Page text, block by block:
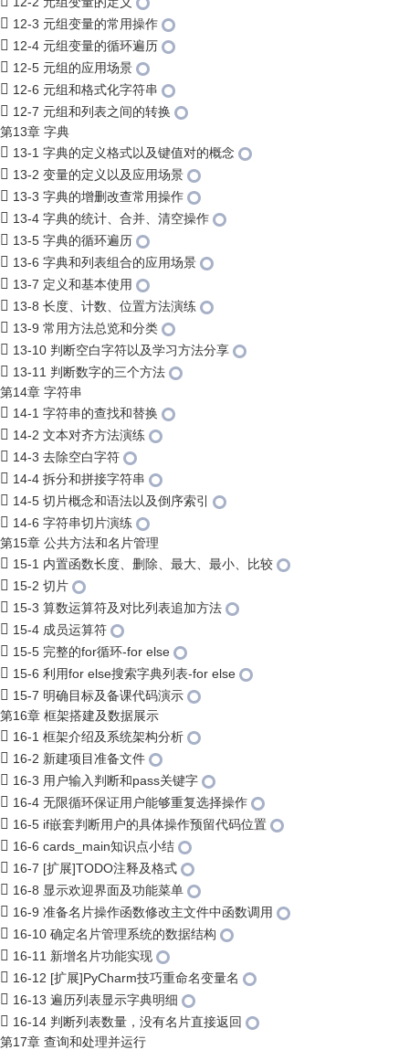
12-3 元组变量的常用操作
12-4 元组变量的循环遍历
12-5 元组的应用场景
12-6 元组和格式化字符串
12-7 元组和列表之间的转换
第13章 字典
13-1 字典的定义格式以及键值对的概念
13-2 变量的定义以及应用场景
13-3 字典的增删改查常用操作
13-4 字典的统计、合并、清空操作
13-5 字典的循环遍历
13-6 字典和列表组合的应用场景
13-7 定义和基本使用
13-8 长度、计数、位置方法演练
13-9 常用方法总览和分类
13-10 判断空白字符以及学习方法分享
13-11 判断数字的三个方法
第14章 字符串
14-1 字符串的查找和替换
14-2 文本对齐方法演练
14-3 去除空白字符
14-4 拆分和拼接字符串
14-5 切片概念和语法以及倒序索引
14-6 字符串切片演练
第15章 公共方法和名片管理
15-1 内置函数长度、删除、最大、最小、比较
15-2 切片
15-3 算数运算符及对比列表追加方法
15-4 成员运算符
15-5 完整的for循环-for else
15-6 利用for else搜索字典列表-for else
15-7 明确目标及备课代码演示
第16章 框架搭建及数据展示
16-1 框架介绍及系统架构分析
16-2 新建项目准备文件
16-3 用户输入判断和pass关键字
16-4 无限循环保证用户能够重复选择操作
16-5 if嵌套判断用户的具体操作预留代码位置
16-6 cards_main知识点小结
16-7 [扩展]TODO注释及格式
16-8 显示欢迎界面及功能菜单
16-9 准备名片操作函数修改主文件中函数调用
16-10 确定名片管理系统的数据结构
16-11 新增名片功能实现
16-12 [扩展]PyCharm技巧重命名变量名
16-13 遍历列表显示字典明细
16-14 判断列表数量，没有名片直接返回
第17章 查询和处理并运行